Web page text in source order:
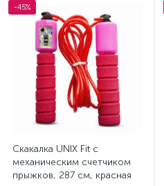
-45%
Скакалка UNIX Fit с
механическим счетчиком
прыжков, 287 см, красная